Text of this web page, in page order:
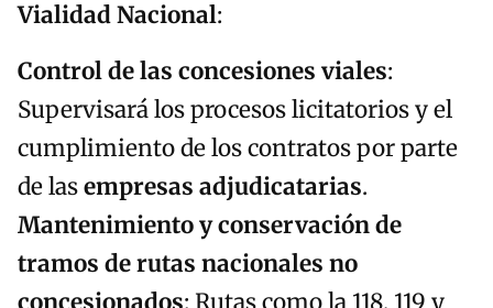
Vialidad Nacional:
Control de las concesiones viales:
Supervisará los procesos licitatorios y el
cumplimiento de los contratos por parte
de lasempresas adjudicatarias.
Mantenimiento y conservación de
tramos de rutas nacionales no